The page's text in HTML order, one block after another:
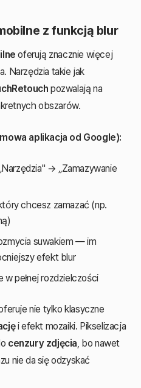
z funkcją blur
oferują znacznie więcej
Narzędzia takie jak
pozwalają na
obszarów.
aplikacja od Google):
→ „Zamazywanie
chcesz zamazać (np.
suwakiem — im
efekt blur
pełnej rozdzielczości
nie tylko klasyczne
i efekt mozaiki. Pikselizacja
cenzury zdjęcia, bo nawet
nie da się odzyskać